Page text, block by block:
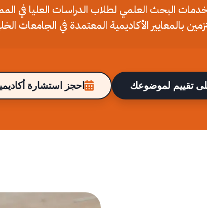
خدمات البحث العلمي لطلاب الدراسات العليا في
بالمعايير الأكاديمية المعتمدة في الجامعات
تقييم لموضوعك احجز استشارة